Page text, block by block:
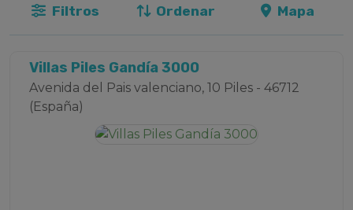
Filtros Ordenar Mapa
Villas Piles Gandía 3000
Avenida del Pais valenciano, 10 Piles - 46712
(España)